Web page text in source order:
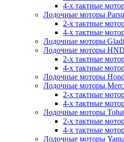
4-х тактные
Лодочные моторы
2-х тактные
4-х тактные
Лодочные моторы
Лодочные моторы HND
2-х тактные
4-х тактные
Лодочные моторы
Лодочные моторы
2-х тактные
4-х тактные
Лодочные моторы
2-х тактные
4-х тактные
Лодочные моторы